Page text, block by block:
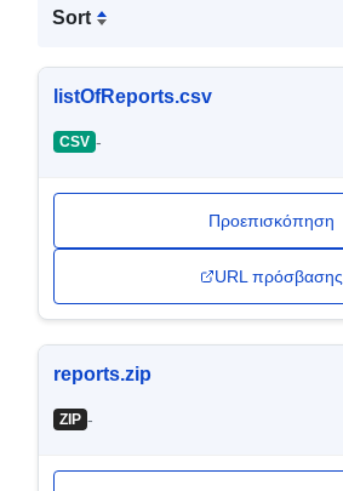
Sort
listOfReports.csv
CSV -
Προεπισκόπηση
URL πρόσβασης
reports.zip
ZIP -